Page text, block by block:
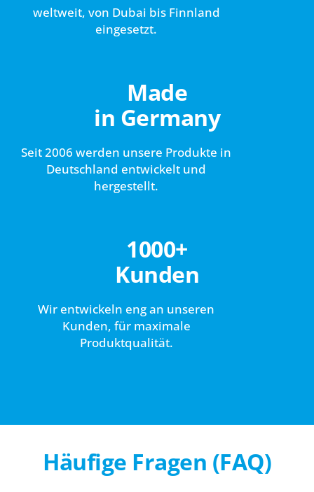
weltweit, von Dubai bis Finnland
eingesetzt.
Made
in Germany
Seit 2006 werden unsere Produkte in
Deutschland entwickelt und
hergestellt.
1000+
Kunden
Wir entwickeln eng an unseren
Kunden, für maximale
Produktqualität.
Häufige Fragen (FAQ)